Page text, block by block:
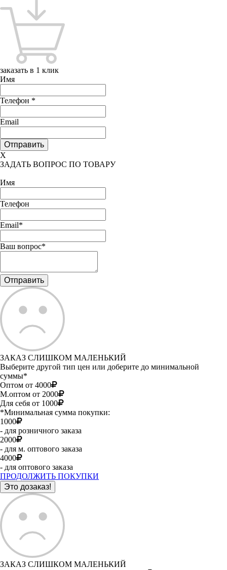
заказать в 1 клик
Имя
Телефон *
Email
X
ЗАДАТЬ ВОПРОС ПО ТОВАРУ
Имя
Телефон
Email*
Ваш вопрос*
ЗАКАЗ СЛИШКОМ МАЛЕНЬКИЙ
Выберите другой тип цен или доберите до минимальной
суммы*
Оптом от 4000
М.оптом от 2000
Для себя от 1000
*Минимальная сумма покупки:
1000
- для розничного заказа
2000
- для м. оптового заказа
4000
- для оптового заказа
ПРОДОЛЖИТЬ ПОКУПКИ
ЗАКАЗ СЛИШКОМ МАЛЕНЬКИЙ